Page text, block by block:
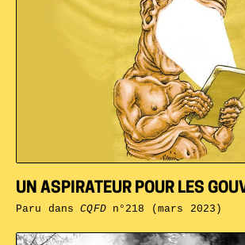
UN ASPIRATEUR POUR LES
Paru dansCQFDn°218 (mars 2023)